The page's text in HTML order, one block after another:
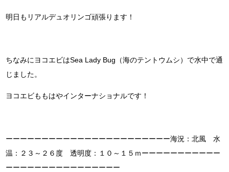
明日もリアルデュオリンゴ頑張ります！
ちなみにヨコエビはSea Lady Bug（海のテントウムシ）で水中で通
じました。
ヨコエビももはやインターナショナルです！
ーーーーーーーーーーーーーーーーーーーーーーー海況：北風 水
温：２３～２６度 透明度：１０～１５ｍーーーーーーーーーーー
ーーーーーーーーーーーーーーーー